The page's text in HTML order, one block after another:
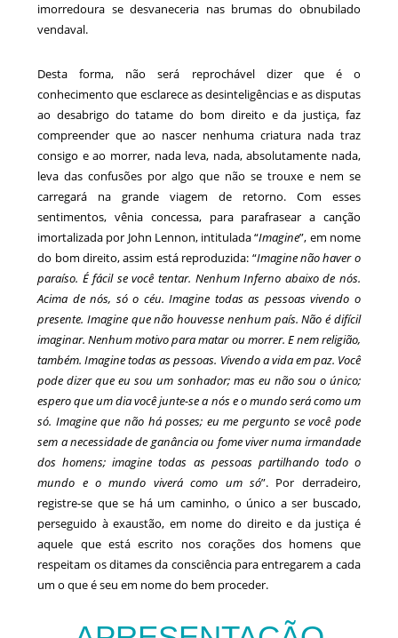
imorredoura se desvaneceria nas brumas do obnubilado
vendaval.
Desta forma, não será reprochável dizer que é o
conhecimento que esclarece as desinteligências e as disputas
ao desabrigo do tatame do bom direito e da justiça, faz
compreender que ao nascer nenhuma criatura nada traz
consigo e ao morrer, nada leva, nada, absolutamente nada,
leva das confusões por algo que não se trouxe e nem se
carregará na grande viagem de retorno. Com esses
sentimentos, vênia concessa, para parafrasear a canção
imortalizada por John Lennon, intitulada “Imagine”, em nome
do bom direito, assim está reproduzida: “Imagine não haver o
paraíso. É fácil se você tentar. Nenhum Inferno abaixo de nós.
Acima de nós, só o céu. Imagine todas as pessoas vivendo o
presente. Imagine que não houvesse nenhum país. Não é difícil
imaginar. Nenhum motivo para matar ou morrer. E nem religião,
também. Imagine todas as pessoas. Vivendo a vida em paz. Você
pode dizer que eu sou um sonhador; mas eu não sou o único;
espero que um dia você junte-se a nós e o mundo será como um
só. Imagine que não há posses; eu me pergunto se você pode
sem a necessidade de ganância ou fome viver numa irmandade
dos homens; imagine todas as pessoas partilhando todo o
mundo e o mundo viverá como um só”. Por derradeiro,
registre-se que se há um caminho, o único a ser buscado,
perseguido à exaustão, em nome do direito e da justiça é
aquele que está escrito nos corações dos homens que
respeitam os ditames da consciência para entregarem a cada
um o que é seu em nome do bem proceder.